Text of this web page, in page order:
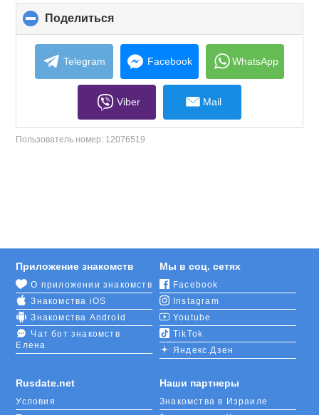
Поделиться
to
collapse
contents
Telegram Facebook WhatsApp
Viber Mail
Пользователь номер: 12076519
Rusdate.net
Условия
Приложение знакомств
О приложении знакомств
Знакомства iOS
Знакомства Android
Чат бот знакомств
Елена
Мы в соц. сетях
Facebook
Instagram
Youtube
TikTok
Яндекс.Дзен
Наши партнеры
Знакомства в Израиле